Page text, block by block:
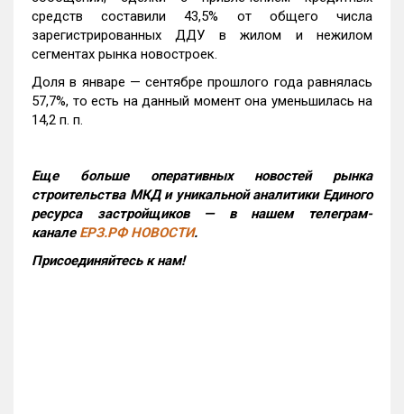
средств составили 43,5% от общего числа
зарегистрированных ДДУ в жилом и нежилом
сегментах рынка новостроек.
Доля в январе — сентябре прошлого года равнялась
57,7%, то есть на данный момент она уменьшилась на
14,2 п. п.
Еще больше оперативных новостей рынка
строительства МКД и уникальной аналитики Единого
ресурса застройщиков — в нашем телеграм-
канале ЕРЗ.РФ НОВОСТИ.
Присоединяйтесь к нам!